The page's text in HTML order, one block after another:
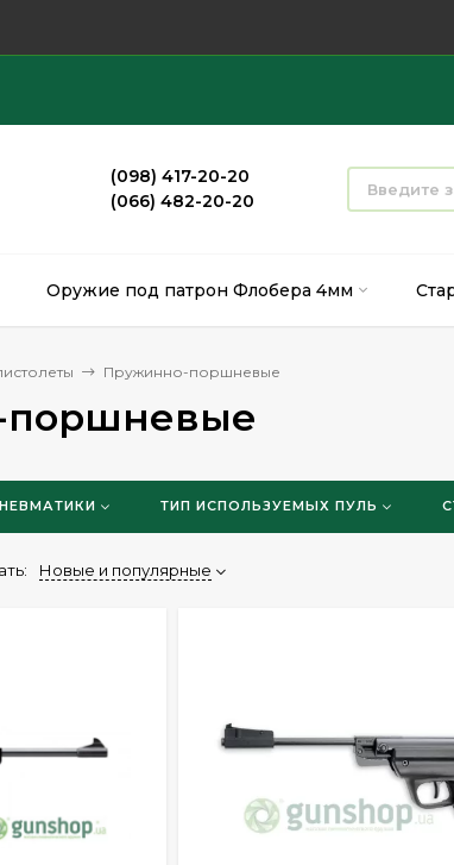
(098) 417-20-20
(066) 482-20-20
Оружие под патрон Флобера 4мм
Пружинно-поршневые
ТИП ИСПОЛЬЗУЕМЫХ ПУЛЬ
Новые и популярные